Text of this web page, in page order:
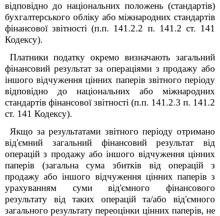
відповідно до національних положень (стандартів)
бухгалтерського обліку або міжнародних стандартів
фінансової звітності (п.п. 141.2.2 п. 141.2 ст. 141
Кодексу).
Платники податку окремо визначають загальний
фінансовий результат за операціями з продажу або
іншого відчуження цінних паперів звітного періоду
відповідно до національних або міжнародних
стандартів фінансової звітності (п.п. 141.2.3 п. 141.2
ст. 141 Кодексу).
Якщо за результатами звітного періоду отримано
від'ємний загальний фінансовий результат від
операцій з продажу або іншого відчуження цінних
паперів (загальна сума збитків від операцій з
продажу або іншого відчуження цінних паперів з
урахуванням суми від'ємного фінансового
результату від таких операцій та/або від'ємного
загального результату переоцінки цінних паперів, не